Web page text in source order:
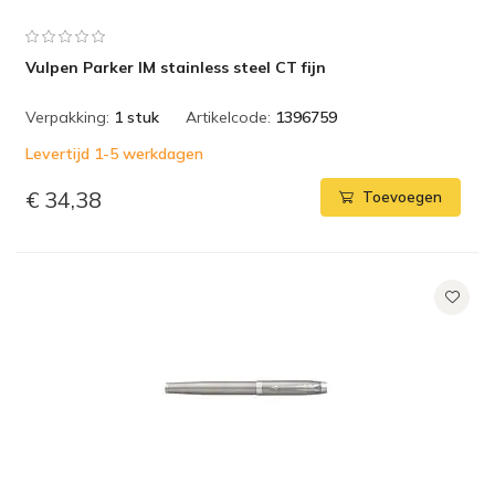
Vulpen Parker IM stainless steel CT fijn
Verpakking: 1 stuk Artikelcode: 1396759
Levertijd 1-5 werkdagen
€ 34,38 Toevoegen